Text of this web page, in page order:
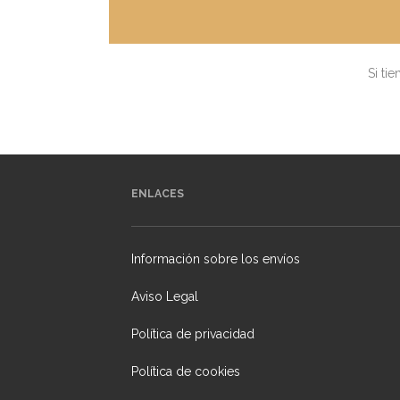
Si
ENLACES
Información sobre los envíos
Aviso Legal
Política de privacidad
Política de cookies